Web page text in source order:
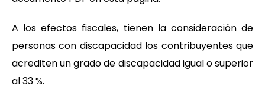
A los efectos fiscales, tienen la consideración de
personas con discapacidad los contribuyentes que
acrediten un grado de discapacidad igual o superior
al 33 %.